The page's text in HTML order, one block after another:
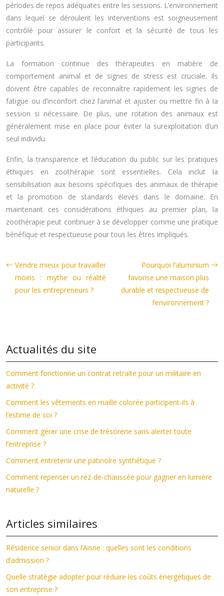
périodes de repos adéquates entre les sessions. L’environnement
dans lequel se déroulent les interventions est soigneusement
contrôlé pour assurer le confort et la sécurité de tous les
participants.
La formation continue des thérapeutes en matière de
comportement animal et de signes de stress est cruciale. Ils
doivent être capables de reconnaître rapidement les signes de
fatigue ou d’inconfort chez l’animal et ajuster ou mettre fin à la
session si nécessaire. De plus, une rotation des animaux est
généralement mise en place pour éviter la surexploitation d’un
seul individu.
Enfin, la transparence et l’éducation du public sur les pratiques
éthiques en zoothérapie sont essentielles. Cela inclut la
sensibilisation aux besoins spécifiques des animaux de thérapie
et la promotion de standards élevés dans le domaine. En
maintenant ces considérations éthiques au premier plan, la
zoothérapie peut continuer à se développer comme une pratique
bénéfique et respectueuse pour tous les êtres impliqués.
Vendre mieux pour travailler
moins : mythe ou réalité
pour les entrepreneurs ?
Pourquoi l’aluminium
favorise une maison plus
durable et respectueuse de
l’environnement ?
Actualités du site
Comment fonctionne un contrat retraite pour un militaire en
activité ?
Comment les vêtements en maille colorée participent-ils à
l’estime de soi ?
Comment gérer une crise de trésorerie sans alerter toute
l’entreprise ?
Comment entretenir une patinoire synthétique ?
Comment repenser un rez-de-chaussée pour gagner en lumière
naturelle ?
Articles similaires
Résidence senior dans l’Aisne : quelles sont les conditions
d’admission ?
Quelle stratégie adopter pour réduire les coûts énergétiques de
son entreprise ?